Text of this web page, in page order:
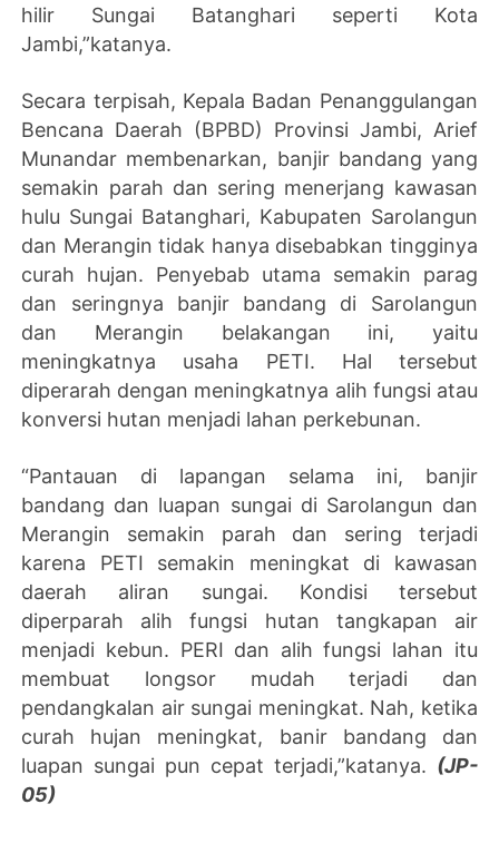
hilir Sungai Batanghari seperti Kota
Jambi,”katanya.
Secara terpisah, Kepala Badan Penanggulangan
Bencana Daerah (BPBD) Provinsi Jambi, Arief
Munandar membenarkan, banjir bandang yang
semakin parah dan sering menerjang kawasan
hulu Sungai Batanghari, Kabupaten Sarolangun
dan Merangin tidak hanya disebabkan tingginya
curah hujan. Penyebab utama semakin parag
dan seringnya banjir bandang di Sarolangun
dan Merangin belakangan ini, yaitu
meningkatnya usaha PETI. Hal tersebut
diperarah dengan meningkatnya alih fungsi atau
konversi hutan menjadi lahan perkebunan.
“Pantauan di lapangan selama ini, banjir
bandang dan luapan sungai di Sarolangun dan
Merangin semakin parah dan sering terjadi
karena PETI semakin meningkat di kawasan
daerah aliran sungai. Kondisi tersebut
diperparah alih fungsi hutan tangkapan air
menjadi kebun. PERI dan alih fungsi lahan itu
membuat longsor mudah terjadi dan
pendangkalan air sungai meningkat. Nah, ketika
curah hujan meningkat, banir bandang dan
luapan sungai pun cepat terjadi,”katanya. (JP-
05)